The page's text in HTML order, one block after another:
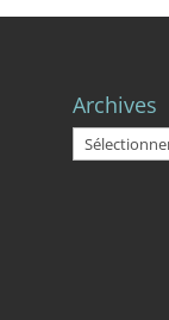
Archives
Archives